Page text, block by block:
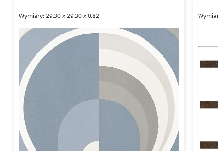
Wymiary: 29.30 x 29.30 x 0.82